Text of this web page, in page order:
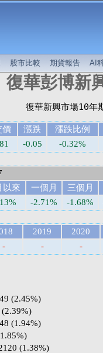
股市比較 期貨報告 AI
復華彭博新
價 漲跌 漲跌比例
-0.05 -0.32%
以來 一個月 三個月
-2.71% -1.68%
2019 2020
- - -
(2.45%)
(2.39%)
(1.94%)
(1.38%)